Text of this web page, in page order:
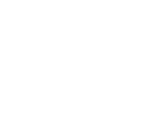
내 드리오니 투자